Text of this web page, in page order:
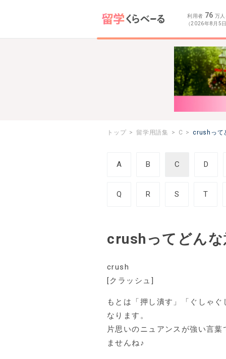
利用者 76 万
（2026年8月5
トップ 留学用語集 C crushって
A B C D
Q R S T
crushってどんな
crush
[クラッシュ]
もとは「押し潰す」「ぐしゃ
なります。
片思いのニュアンスが強い言
ませんね♪